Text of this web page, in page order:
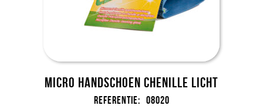
Micro handschoen Chenille licht
Referentie: 08020